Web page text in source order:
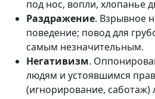
под нос, вопли, хлопанье
Раздражение. Взрывное
поведение; повод для
самым незначительным.
Негативизм.
людям и устоявшимся
(игнорирование, саботаж)